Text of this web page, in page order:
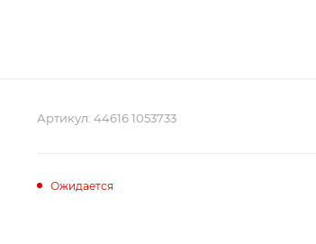
Артикул: 44616 1053733
Ожидается